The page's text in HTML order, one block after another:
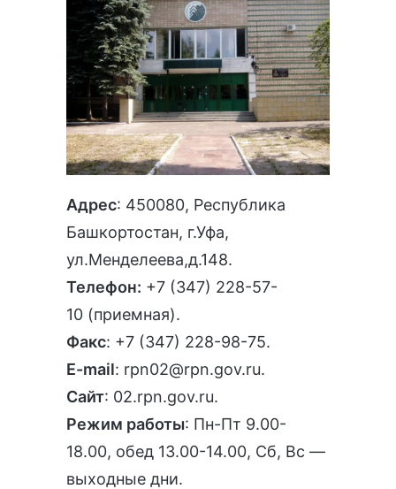
Адрес: 450080, Республика
Башкортостан, г.Уфа,
ул.Менделеева,д.148.
Телефон: +7 (347) 228-57-
10 (приемная).
Факс: +7 (347) 228-98-75.
E-mail: rpn02@rpn.gov.ru.
Сайт: 02.rpn.gov.ru.
Режим работы: Пн-Пт 9.00-
18.00, обед 13.00-14.00, Сб, Вс —
выходные дни.